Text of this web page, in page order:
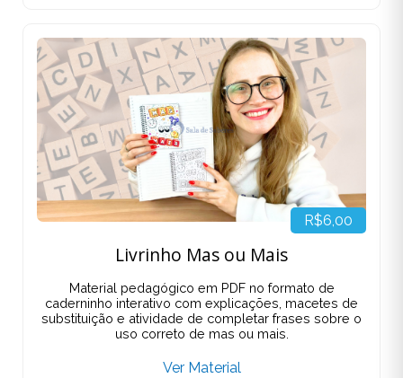
R$6,00
Livrinho Mas ou Mais
Material pedagógico em PDF no formato de
caderninho interativo com explicações, macetes de
substituição e atividade de completar frases sobre o
uso correto de mas ou mais.
Ver Material